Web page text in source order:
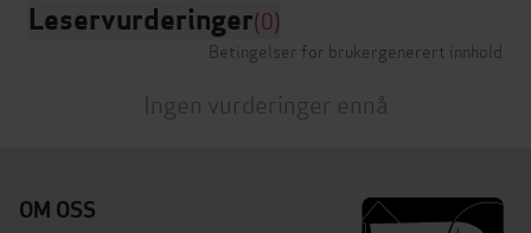
Leservurderinger(0)
Betingelser for brukergenerert innhold
Ingen vurderinger ennå
OM OSS